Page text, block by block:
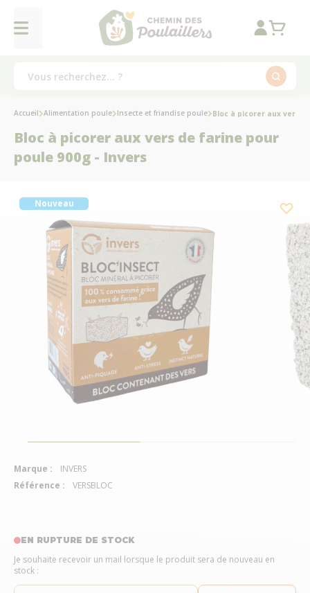
EN RUPTURE DE STOCK
Je souhaite recevoir un mail lorsque le produit sera de nouveau en
stock :
Accueil Alimentation poule Insecte et friandise poule Bloc à picorer aux vers
Bloc à picorer aux vers de farine pour
poule 900g - Invers
Nouveau
Marque :
INVERS
Référence :
VERSBLOC